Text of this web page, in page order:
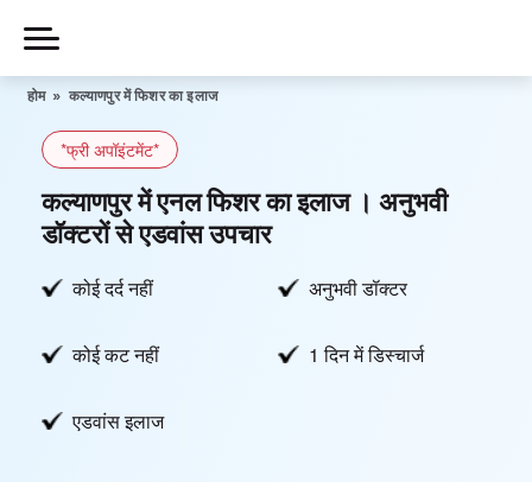
content
Piles
हमारे बारे में
हमसे संपर्क करें
होम » कल्याणपुर में फिशर का इलाज
*फ्री अपॉइंटमेंट*
कल्याणपुर में एनल फिशर का इलाज । अनुभवी
डॉक्टरों से एडवांस उपचार
कोई दर्द नहीं अनुभवी डॉक्टर
कोई कट नहीं 1 दिन में डिस्चार्ज
एडवांस इलाज